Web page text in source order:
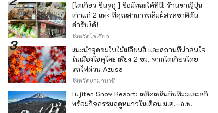
[โตเกียว ชินจูกุ ] ซื้อมัทฉะได้ที่นี่! ร้านชาญี่ปุ่น
เก่าแก่ 2 แห่ง ที่คุณสามารถสัมผัสรสชาติต้น
ตำรับได้!
จังหวัดโตเกียว
แนะนำจุดชมใบไม้เปลี่ยนสี และสถานที่น่าสนใจ
ในเมืองโฮคุโตะ เพียง 2 ชม. จากโตเกียวโดย
รถไฟด่วน Azusa
จังหวัดยามานาชิ
Fujiten Snow Resort: เพลิดเพลินกับหิมะและสกี
พร้อมกิจกรรมฤดูหนาวในเดือน ม.ค.–ก.พ.